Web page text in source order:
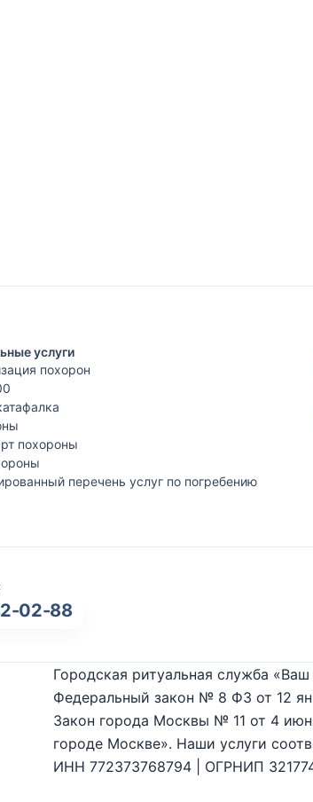
услуги
похорон
похороны
перечень услуг по погребению
02-88
Городская ритуальная служба
Федеральный закон № 8 ФЗ от 12
Закон города Москвы № 11 от 4
городе Москве». Наши услуги
ИНН 772373768794 | ОГРНИП